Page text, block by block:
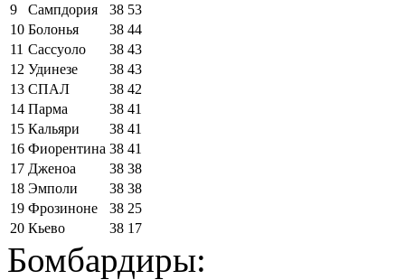
9
Сампдория 38 53
10 Болонья 38 44
11 Сассуоло 38 43
12 Удинезе 38 43
13 СПАЛ 38 42
14 Парма 38 41
15 Кальяри 38 41
16 Фиорентина 38 41
17 Дженоа 38 38
18 Эмполи 38 38
19 Фрозиноне 38 25
20 Кьево 38 17
Бомбардиры: